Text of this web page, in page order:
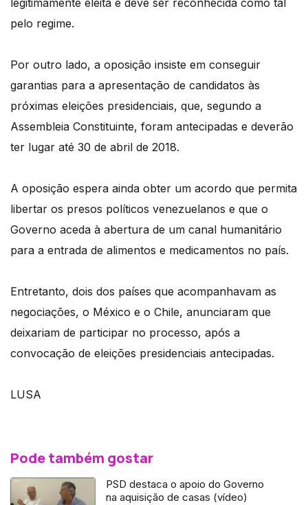
legitimamente eleita e deve ser reconhecida como tal
pelo regime.
Por outro lado, a oposição insiste em conseguir
garantias para a apresentação de candidatos às
próximas eleições presidenciais, que, segundo a
Assembleia Constituinte, foram antecipadas e deverão
ter lugar até 30 de abril de 2018.
A oposição espera ainda obter um acordo que permita
libertar os presos políticos venezuelanos e que o
Governo aceda à abertura de um canal humanitário
para a entrada de alimentos e medicamentos no país.
Entretanto, dois dos países que acompanhavam as
negociações, o México e o Chile, anunciaram que
deixariam de participar no processo, após a
convocação de eleições presidenciais antecipadas.
LUSA
Pode também gostar
PSD destaca o apoio do Governo
na aquisição de casas (vídeo)